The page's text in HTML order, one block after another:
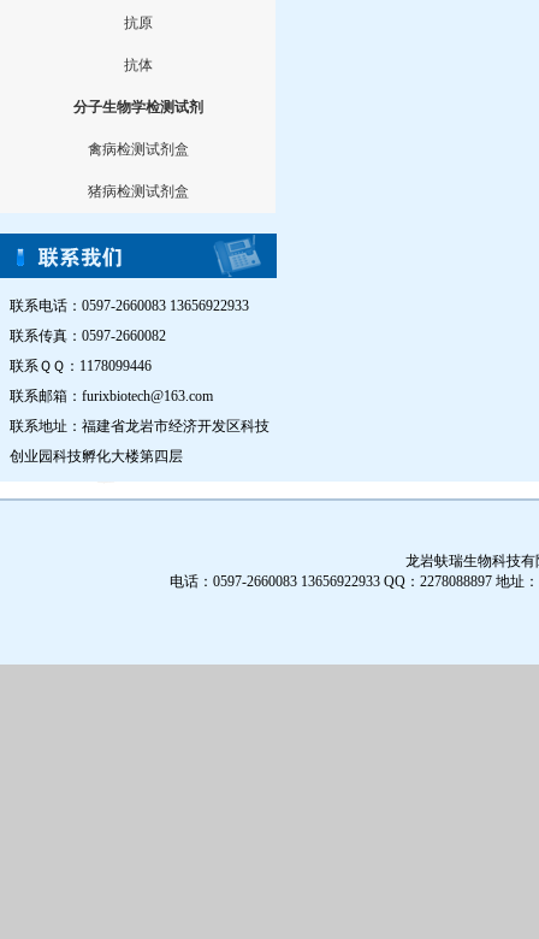
抗原
抗体
分子生物学检测试剂
禽病检测试剂盒
猪病检测试剂盒
联系电话：0597-2660083 13656922933
联系传真：0597-2660082
联系ＱＱ：1178099446
联系邮箱：furixbiotech@163.com
联系地址：福建省龙岩市经济开发区科技
创业园科技孵化大楼第四层
龙岩蚨瑞生物科技
电话：0597-2660083 13656922933 QQ：2278088897 地